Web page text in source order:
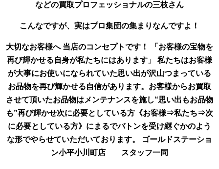
などの買取プロフェッショナルの三枝さん
こんなですが、実はプロ集団の集まりなんですよ！
大切なお客様へ 当店のコンセプトです！ 「お客様の宝物を
再び輝かせる自身が私たちにはあります」 私たちはお客様
が大事にお使いになられていた思い出が沢山つまっている
お品物を再び輝かせる自信があります。お客様からお買取
させて頂いたお品物はメンテナンスを施し“思い出もお品物
も”再び輝かせ次に必要としている方《お客様⇒私たち⇒次
に必要としている方》にまるでバトンを受け継ぐかのよう
な形でやらせていただいております。 ゴールドステーショ
ン小平小川町店 スタッフ一同